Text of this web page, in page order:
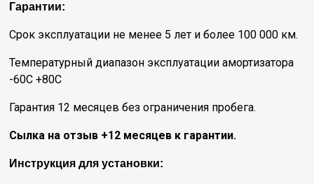
Гарантии:
Срок эксплуатации не менее 5 лет и более 100 000 км.
Температурный диапазон эксплуатации амортизатора
-60С +80С
Гарантия 12 месяцев без ограничения пробега.
Сылка на отзыв +12 месяцев к гарантии.
Инструкция для установки: